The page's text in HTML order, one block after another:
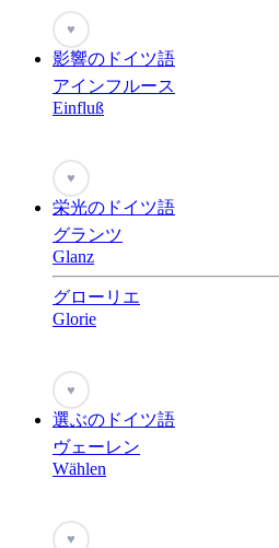
♥
影響のドイツ語
アインフルース
Einfluß
♥
栄光のドイツ語
グランツ
Glanz
グローリエ
Glorie
♥
選ぶのドイツ語
ヴェーレン
Wählen
♥